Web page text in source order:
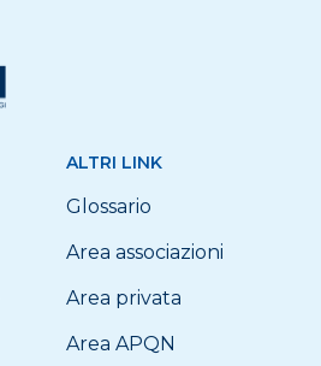
ALTRI LINK
Glossario
Area associazioni
Area privata
Area APQN